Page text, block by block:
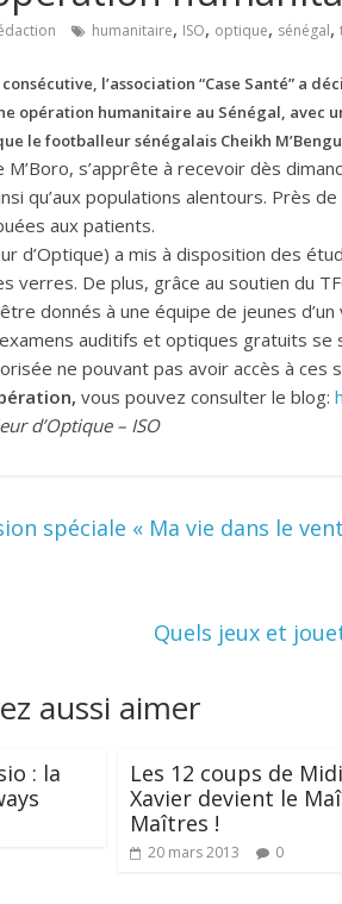
humanitaire, ISO, optique, sénégal,
l’association “Case Santé” a
opération humanitaire au Sénégal, avec
le footballeur sénégalais Cheikh
M’Boro, s’apprête à recevoir dès
qu’aux populations alentours. Près
aux patients.
d’Optique) a mis à disposition des
verres. De plus, grâce au soutien du
donnés à une équipe de jeunes d’un
auditifs et optiques gratuits
ne pouvant pas avoir accès à ces
vous pouvez consulter le blog:
d’Optique – ISO
spéciale « Ma vie dans le
Quels jeux et
aussi aimer
: la
Les 12 coups de
Xavier devient le
Maîtres !
20 mars 2013 0